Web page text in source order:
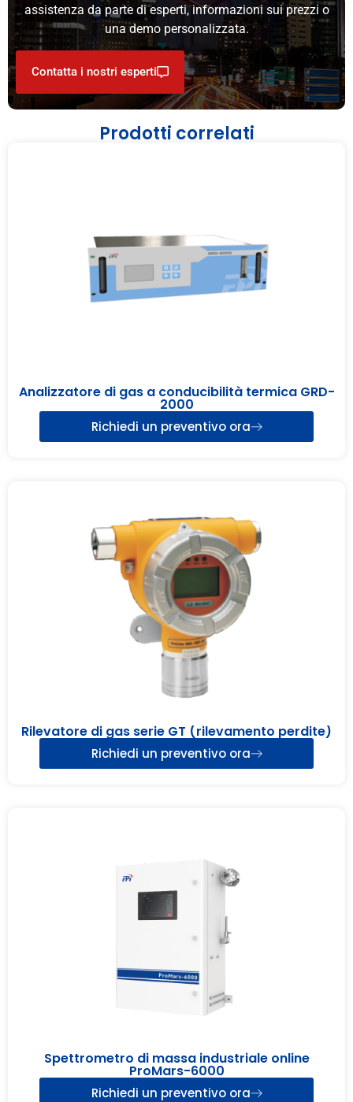
assistenza da parte di esperti, informazioni sui prezzi o
una demo personalizzata.
Contatta i nostri esperti
Prodotti correlati
Analizzatore di gas a conducibilità termica GRD-
2000
Richiedi un preventivo ora
Rilevatore di gas serie GT (rilevamento perdite)
Richiedi un preventivo ora
Spettrometro di massa industriale online
ProMars-6000
Richiedi un preventivo ora